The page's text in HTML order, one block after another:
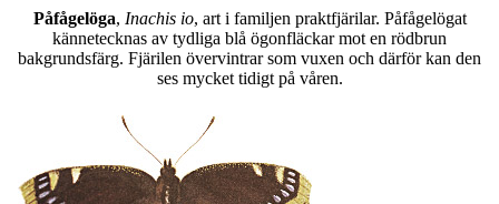
Påfågelöga, Inachis io, art i familjen praktfjärilar. Påfågelögat
kännetecknas av tydliga blå ögonfläckar mot en rödbrun
bakgrundsfärg. Fjärilen övervintrar som vuxen och därför kan den
ses mycket tidigt på våren.